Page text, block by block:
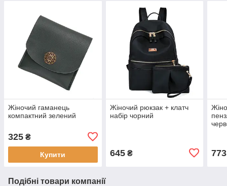
Жіночий гаманець
компактний зелений
325 ₴
Купити
Жіночий рюкзак + клатч
набір чорний
645₴ 773
Подібні товари компанії